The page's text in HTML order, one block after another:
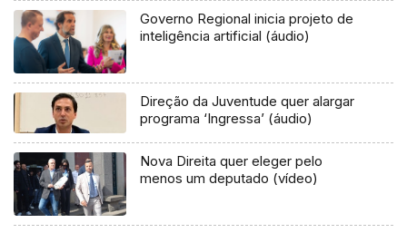
Governo Regional inicia projeto de
inteligência artificial (áudio)
Direção da Juventude quer alargar
programa ‘Ingressa’ (áudio)
Nova Direita quer eleger pelo
menos um deputado (vídeo)